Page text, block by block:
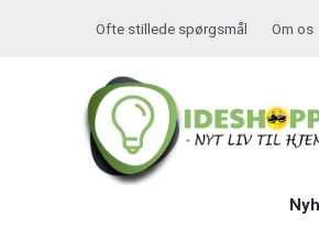
Ofte stillede spørgsmål Om os